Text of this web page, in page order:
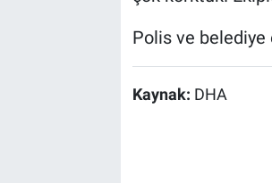
Polis ve
Kaynak: DHA